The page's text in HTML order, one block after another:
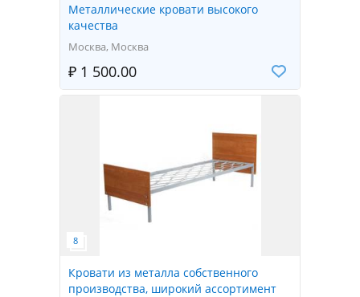
Металлические кровати высокого
качества
Москва, Москва
₽ 1 500.00
Кровати из металла собственного
производства, широкий ассортимент